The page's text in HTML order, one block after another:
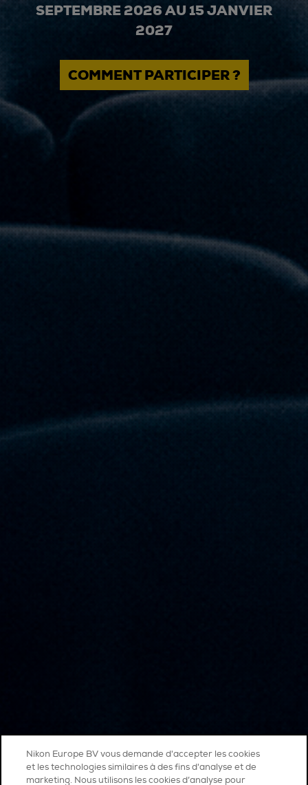
SEPTEMBRE 2026 AU 15 JANVIER
2027
COMMENT PARTICIPER ?
Nikon Europe BV vous demande d'accepter les cookies
et les technologies similaires à des fins d'analyse et de
marketing. Nous utilisons les cookies d’analyse pour